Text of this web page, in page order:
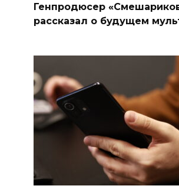
Генпродюсер
рассказал о будущем